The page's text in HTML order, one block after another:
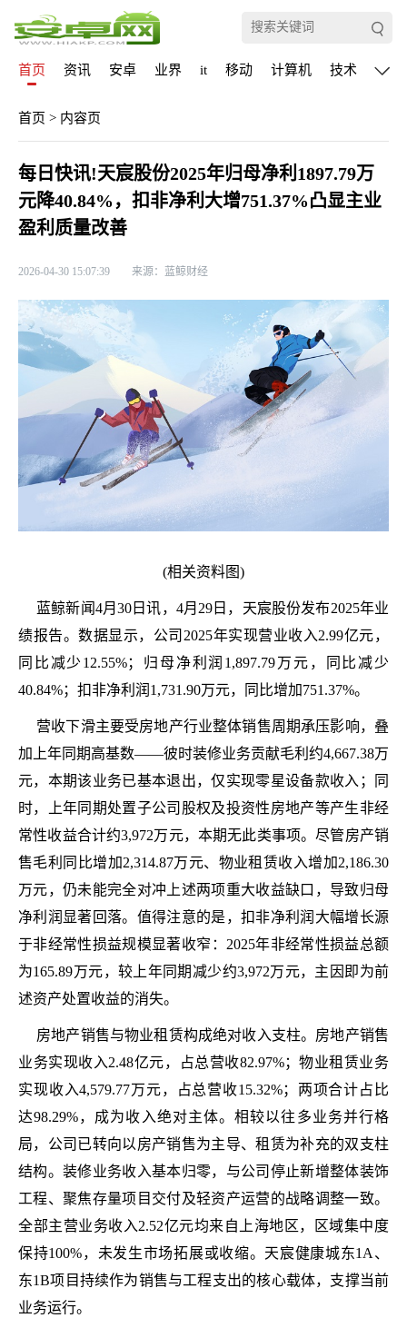
首页 资讯 安卓 业界 it 移动 计算机 技术 通信
首页 > 内容页
每日快讯!天宸股份2025年归母净利1897.79万
元降40.84%，扣非净利大增751.37%凸显主业
盈利质量改善
2026-04-30 15:07:39 来源：蓝鲸财经
(相关资料图)
蓝鲸新闻4月30日讯，4月29日，天宸股份发布2025年业
绩报告。数据显示，公司2025年实现营业收入2.99亿元，
同比减少12.55%；归母净利润1,897.79万元，同比减少
40.84%；扣非净利润1,731.90万元，同比增加751.37%。
营收下滑主要受房地产行业整体销售周期承压影响，叠
加上年同期高基数——彼时装修业务贡献毛利约4,667.38万
元，本期该业务已基本退出，仅实现零星设备款收入；同
时，上年同期处置子公司股权及投资性房地产等产生非经
常性收益合计约3,972万元，本期无此类事项。尽管房产销
售毛利同比增加2,314.87万元、物业租赁收入增加2,186.30
万元，仍未能完全对冲上述两项重大收益缺口，导致归母
净利润显著回落。值得注意的是，扣非净利润大幅增长源
于非经常性损益规模显著收窄：2025年非经常性损益总额
为165.89万元，较上年同期减少约3,972万元，主因即为前
述资产处置收益的消失。
房地产销售与物业租赁构成绝对收入支柱。房地产销售
业务实现收入2.48亿元，占总营收82.97%；物业租赁业务
实现收入4,579.77万元，占总营收15.32%；两项合计占比
达98.29%，成为收入绝对主体。相较以往多业务并行格
局，公司已转向以房产销售为主导、租赁为补充的双支柱
结构。装修业务收入基本归零，与公司停止新增整体装饰
工程、聚焦存量项目交付及轻资产运营的战略调整一致。
全部主营业务收入2.52亿元均来自上海地区，区域集中度
保持100%，未发生市场拓展或收缩。天宸健康城东1A、
东1B项目持续作为销售与工程支出的核心载体，支撑当前
业务运行。